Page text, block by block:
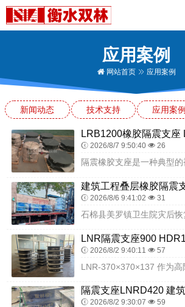
应用案例
网站首页 应用案例
新闻动态 技术支持 应用案例
2026/8/7 9:50:40 26
2026/8/6 9:41:02 31
2026/8/2 9:40:11 57
2026/8/2 9:30:07 59